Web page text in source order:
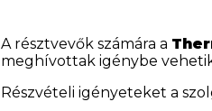
A résztvevők számára a
meghívottak igénybe
Részvételi igényeteket a